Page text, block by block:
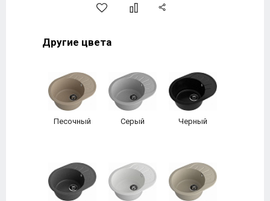
Другие цвета
Песочный Серый Черный